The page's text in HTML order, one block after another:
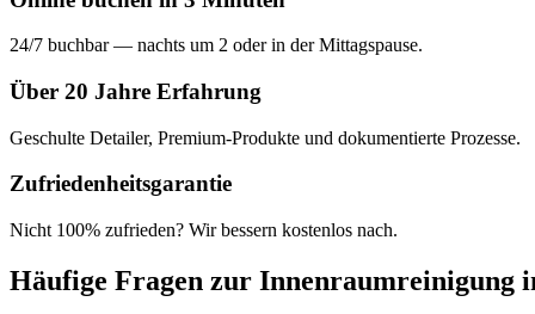
24/7 buchbar — nachts um 2 oder in der Mittagspause.
Über 20 Jahre Erfahrung
Geschulte Detailer, Premium-Produkte und dokumentierte Prozesse.
Zufriedenheitsgarantie
Nicht 100% zufrieden? Wir bessern kostenlos nach.
Häufige Fragen zur Innenraumreinigung